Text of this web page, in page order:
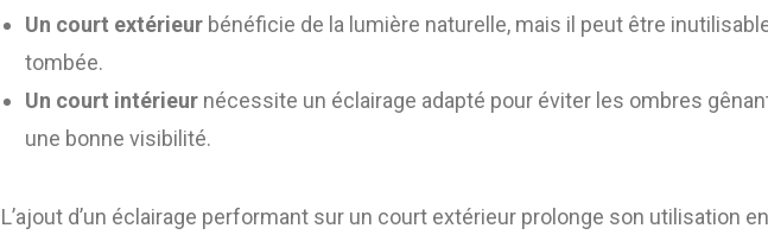
Un court extérieur bénéficie de la lumière naturelle, mais il peut être
tombée.
Un court intérieur nécessite un éclairage adapté pour éviter les ombres
une bonne visibilité.
L’ajout d’un éclairage performant sur un court extérieur prolonge son utilisation